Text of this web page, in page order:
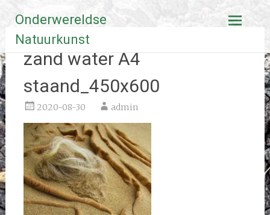
naar
inhoud
Onderwereldse
Natuurkunst
zand water A4
staand_450x600
2020-08-30 admin